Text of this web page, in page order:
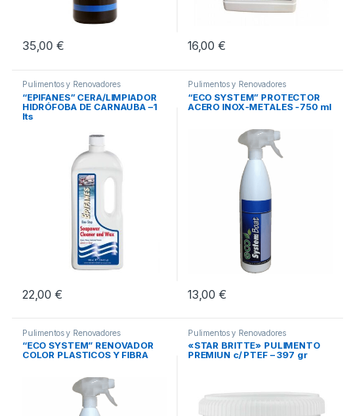
35,00€ 16,00€
Pulimentos y Renovadores
“EPIFANES” CERA/LIMPIADOR
HIDRÓFOBA DE CARNAUBA –1
lts
22,00€
Pulimentos y Renovadores
“ECO SYSTEM” PROTECTOR
ACERO INOX-METALES -750 ml
13,00€
Pulimentos y Renovadores
“ECO SYSTEM” RENOVADOR
COLOR PLASTICOS Y FIBRA
Pulimentos y Renovadores
«STAR BRITTE» PULIMENTO
PREMIUN c/ PTEF – 397 gr